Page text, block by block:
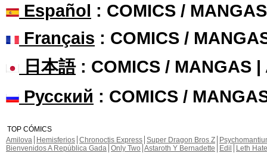
Español : COMICS /
Français : COMICS /
日本語: COMICS / MANGAS |
Русский : COMICS /
TOP CÓMICS
Amilova
Hemisferios Chronoctis Express Super Dragon Bros Z
Bienvenidos A República Gada Only Two Astaroth Y Bernadette Edil
Leth Hate